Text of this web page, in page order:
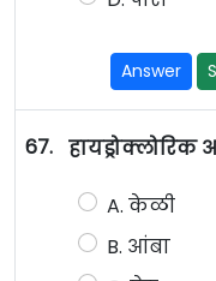
Answer
67.
A. केळी
B. आंबा